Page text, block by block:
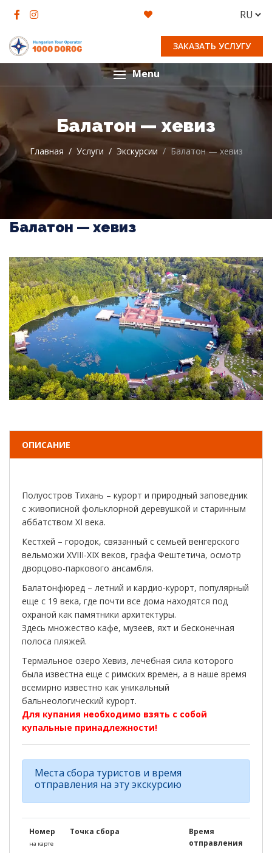
ЗАКАЗАТЬ УСЛУГУ
Menu
Балатон — хевиз
Главная Услуги Экскурсии Балатон — хевиз
Балатон — хевиз
ОПИСАНИЕ
Полуостров Тихань – курорт и природный заповедник
с живописной фольклорной деревушкой и старинным
аббатством XI века.
Кестхей – городок, связанный с семьей венгерского
вельможи XVIII-XIX веков, графа Фештетича, осмотр
дворцово-паркового ансамбля.
Балатонфюред – летний и кардио-курорт, популярный
еще с 19 века, где почти все дома находятся под
охраной как памятники архитектуры.
Здесь множество кафе, музеев, яхт и бесконечная
полоса пляжей.
Термальное озеро Хевиз, лечебная сила которого
была известна еще с римских времен, а в наше время
всемирно известно как уникальный
бальнеологический курорт.
Для купания необходимо взять с собой
купальные принадлежности!
Места сбора туристов и время
отправления на эту экскурсию
Номер
на карте
Точка сбора
Время
отправления